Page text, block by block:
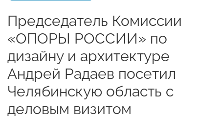
Председатель Комиссии
«ОПОРЫ РОССИИ» по
дизайну и архитектуре
Андрей Радаев посетил
Челябинскую область с
деловым визитом